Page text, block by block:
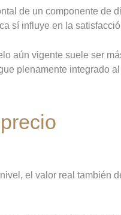
de un componente de
sí influye en la
aún vigente suele ser
plenamente integrado
el valor real también